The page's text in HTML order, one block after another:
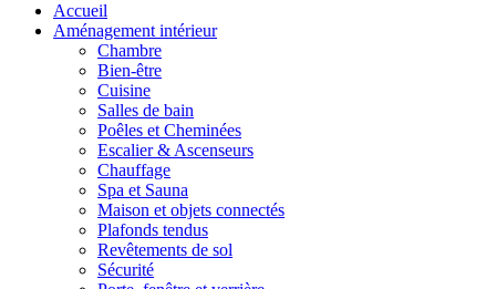
Accueil
Aménagement intérieur
Chambre
Bien-être
Cuisine
Salles de bain
Poêles et Cheminées
Escalier & Ascenseurs
Chauffage
Spa et Sauna
Maison et objets connectés
Plafonds tendus
Revêtements de sol
Sécurité